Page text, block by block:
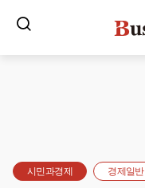
시민과경제 경제일반